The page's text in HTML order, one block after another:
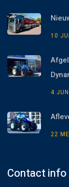
10
4
22
Contact info